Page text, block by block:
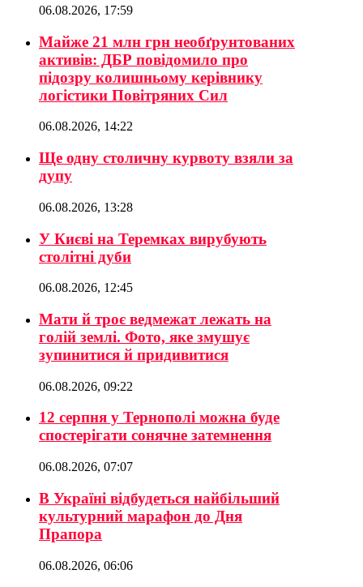
06.08.2026, 17:59
Майже 21 млн грн необґрунтованих
активів: ДБР повідомило про
підозру колишньому керівнику
логістики Повітряних Сил
06.08.2026, 14:22
Ще одну столичну курвоту взяли за
дупу
06.08.2026, 13:28
У Києві на Теремках вирубують
столітні дуби
06.08.2026, 12:45
Мати й троє ведмежат лежать на
голій землі. Фото, яке змушує
зупинитися й придивитися
06.08.2026, 09:22
12 серпня у Тернополі можна буде
спостерігати сонячне затемнення
06.08.2026, 07:07
В Україні відбудеться найбільший
культурний марафон до Дня
Прапора
06.08.2026, 06:06